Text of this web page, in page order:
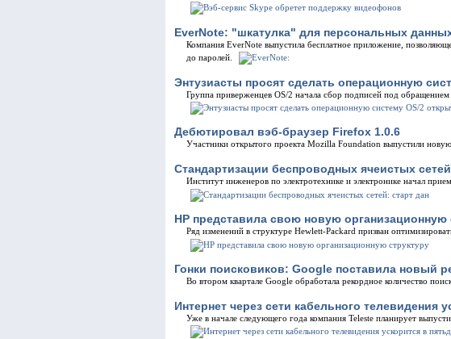
EverNote: "шкатулка" для персональных
Компания EverNote выпустила бесплатное приложение,
до паролей.
Энтузиасты просят сделать операционную
Группа приверженцев OS/2 начала сбор подписей под
Дебютировал вэб-браузер Firefox 1.0.6
Участники открытого проекта Mozilla Foundation выпустили
Стандартизации беспроводных ячеистых
Институт инженеров по электротехнике и электронике начал
HP представила свою новую организационную
Ряд изменений в структуре Hewlett-Packard призван
Гонки поисковиков: Google поставила новый
Во втором квартале Google обработала рекордное количество
Интернет через сети кабельного телевидения
Уже в начале следующего года компания Teleste планирует